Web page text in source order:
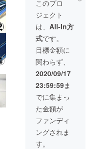
本製
ステッ
チカ
ラー:-ホ
ワイト
ライセ
ンスポ
ケッ
ト/1
ラージ
ポケッ
ト/1
TAKO
ジッ
パー付
きポ
ケッ
ト/1
このプロ
ジェクト
は、 All-In方
式です。
目標金額に
関わらず、
2020/09/17
23:59:59ま
でに集まっ
た金額が
ファンディ
ングされま
す。